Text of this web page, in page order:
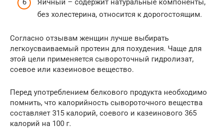
Яичный – содержит натуральные компоненты,
без холестерина, относится к дорогостоящим.
Согласно отзывам женщин лучше выбирать
легкоусваиваемый протеин для похудения. Чаще для
этой цели применяется сывороточный гидролизат,
соевое или казеиновое вещество.
Перед употреблением белкового продукта необходимо
помнить, что калорийность сывороточного вещества
составляет 315 калорий, соевого и казеинового 365
калорий на 100 г.